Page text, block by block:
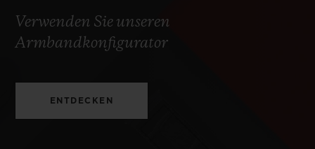
Verwenden Sie unseren
Armbandkonfigurator
ENTDECKEN